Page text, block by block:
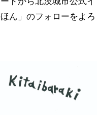
ん」のフォローをよろ